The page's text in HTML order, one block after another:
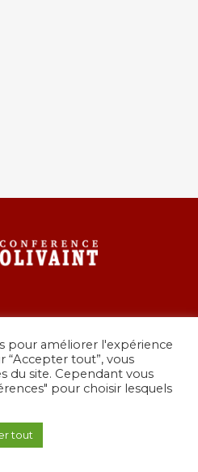
75007 Paris
Olivaint -
pour améliorer l'expérience
“Accepter tout”, vous
du site. Cependant vous
pour choisir lesquels
tout